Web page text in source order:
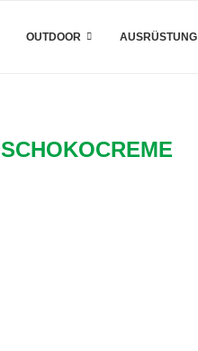
OUTDOOR AUSRÜSTUNG
SCHOKOCREME